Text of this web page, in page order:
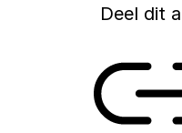
Deel dit